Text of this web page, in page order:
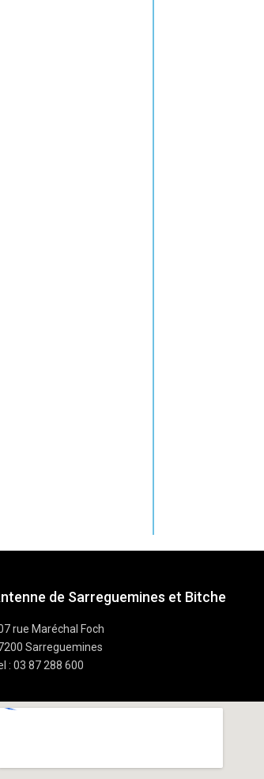
de Sarreguemines et Bitche
rue Maréchal Foch
Sarreguemines
: 03 87 288 600